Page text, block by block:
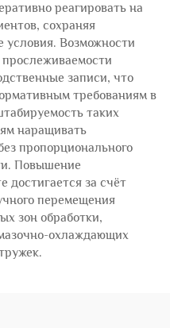
реагировать на
сохраняя
условия. Возможности
записи, что
требованиям в
таких
наращивать
пропорционального
Повышение
достигается за счёт
перемещения
зон обработки,
охлаждающих